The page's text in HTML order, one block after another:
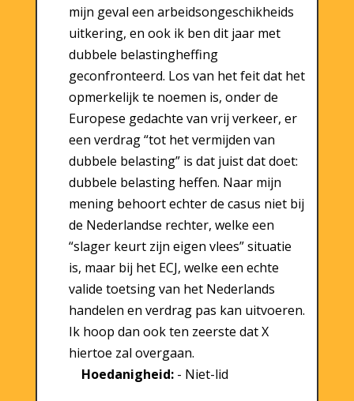
mijn geval een arbeidsongeschikheids
uitkering, en ook ik ben dit jaar met
dubbele belastingheffing
geconfronteerd. Los van het feit dat het
opmerkelijk te noemen is, onder de
Europese gedachte van vrij verkeer, er
een verdrag “tot het vermijden van
dubbele belasting” is dat juist dat doet:
dubbele belasting heffen. Naar mijn
mening behoort echter de casus niet bij
de Nederlandse rechter, welke een
“slager keurt zijn eigen vlees” situatie
is, maar bij het ECJ, welke een echte
valide toetsing van het Nederlands
handelen en verdrag pas kan uitvoeren.
Ik hoop dan ook ten zeerste dat X
hiertoe zal overgaan.
Hoedanigheid:- Niet-lid